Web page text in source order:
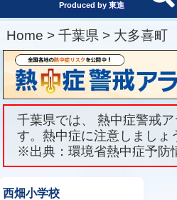
Produced by 東進
Home > 千葉県 > 大多喜町
千葉県では、 熱中症警戒
す。熱中症に注意しましょ
※出典：環境省熱中症予防
西畑小学校